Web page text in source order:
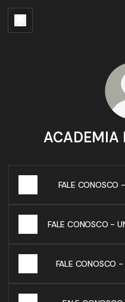
ACADEMIA
FALE CONOSCO
FALE CONOSCO -
FALE CONOSCO